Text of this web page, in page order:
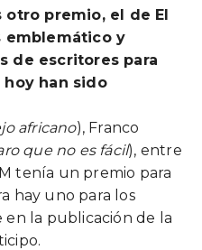
otro premio, el de El
emblemático y
de escritores para
han sido
africano), Franco
que no es fácil), entre
tenía un premio para
hay uno para los
en la publicación de la